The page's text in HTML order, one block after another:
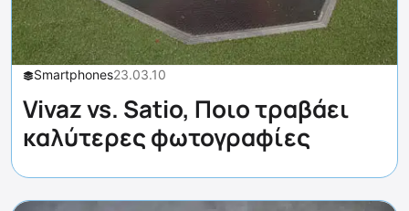
Smartphones23.03.10
Vivaz vs. Satio, Ποιο τραβάει
καλύτερες φωτογραφίες